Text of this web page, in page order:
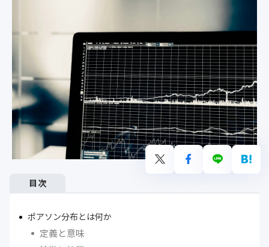
目次
ポアソン分布とは何か
定義と意味